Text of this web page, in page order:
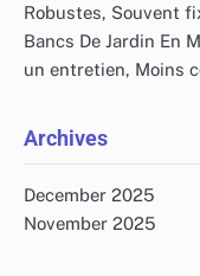
Robustes, Souvent
Bancs De Jardin En
un entretien, Moins
Archives
December 2025
November 2025